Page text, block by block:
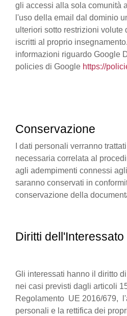
gli accessi alla sola comunità
l'uso della email dal dominio
ulteriori sotto restrizioni volute
iscritti al proprio
informazioni riguardo Google
policies di Google https://
Conservazione
I dati personali verranno
necessaria correlata al
agli adempimenti connessi
saranno conservati in
conservazione della
Diritti dell'Interessato
Gli interessati hanno il diritto
nei casi previsti dagli articoli
Regolamento UE 2016/679,
personali e la rettifica dei